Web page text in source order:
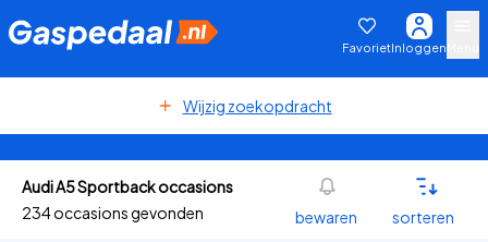
FavorietInloggen
Wijzig zoekopdracht
Audi A5 Sportback occasions
234 occasions gevonden
bewaren sorteren